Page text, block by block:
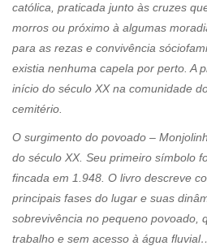
católica, praticada junto às cruzes
morros ou próximo à algumas
para as rezas e convivência
existia nenhuma capela por perto. A
início do século XX na comunidade
cemitério.
O surgimento do povoado –
do século XX. Seu primeiro símbolo
fincada em 1.948. O livro descreve
principais fases do lugar e suas
sobrevivência no pequeno povoado,
trabalho e sem acesso à água